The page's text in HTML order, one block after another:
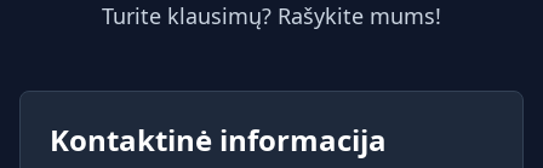
Turite klausimų? Rašykite mums!
Kontaktinė informacija